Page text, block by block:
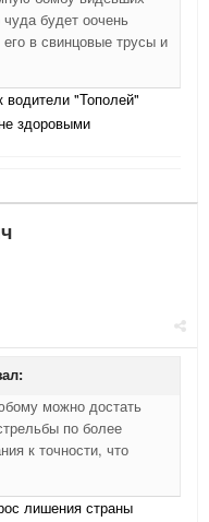
будет оочень
в свинцовые трусы и
водители "Тополей"
здоровыми
можно достать
по более
к точности, что
лишения страны